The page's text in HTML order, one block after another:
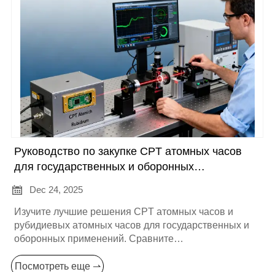
Руководство по закупке CPT атомных часов
для государственных и оборонных
 Dec 24, 2025
Изучите лучшие решения CPT атомных часов и
рубидиевых атомных часов для государственных и
оборонных применений. Сравните
требованиям в этом важном руководстве по
Посмотреть еще ⇀